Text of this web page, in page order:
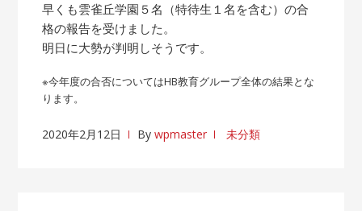
早くも雲雀丘学園５名（特待生１名を含む）の合
格の報告を受けました。
明日に大勢が判明しそうです。
※今年度の合否についてはHB教育グループ全体の結果とな
ります。
2020年2月12日 Bywpmaster 未分類